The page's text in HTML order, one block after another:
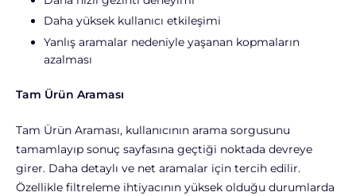
Daha yüksek kullanıcı etkileşimi
Yanlış aramalar nedeniyle yaşanan kopmaların
azalması
Tam Ürün Araması
Tam Ürün Araması, kullanıcının arama sorgusunu
tamamlayıp sonuç sayfasına geçtiği noktada devreye
girer. Daha detaylı ve net aramalar için tercih edilir.
Özellikle filtreleme ihtiyacının yüksek olduğu durumlarda